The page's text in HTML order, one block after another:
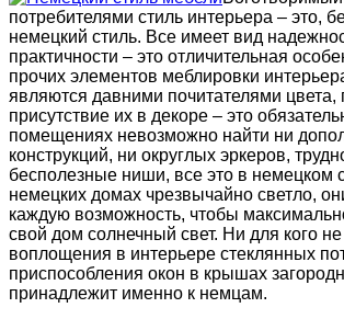
потребителями стиль интерьера – это,
немецкий стиль. Все имеет вид
практичности – это отличительная
прочих элементов меблировки
являются давними почитателями цвета,
присутствие их в декоре – это
помещениях невозможно найти ни
конструкций, ни округлых эркеров,
бесполезные ниши, все это в немецком
немецких домах чрезвычайно светло,
каждую возможность, чтобы
свой дом солнечный свет. Ни для кого не
воплощения в интерьере стеклянных
приспособления окон в крышах
принадлежит именно к немцам.